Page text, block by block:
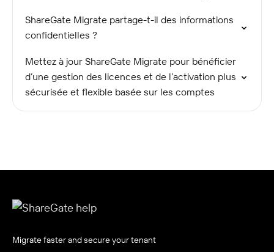
ShareGate Migrate partage-t-il des informations
confidentielles ?
Mettez à jour ShareGate Migrate pour bénéficier
d’une gestion des licences et de l’activation plus
sécurisée et flexible basée sur les comptes
Migrate faster and secure your tenant